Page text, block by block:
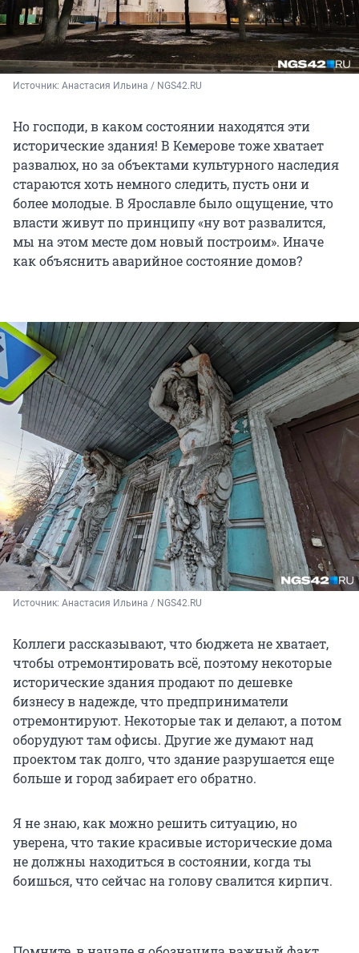
Источник: Анастасия Ильина / NGS42.RU
Но господи, в каком состоянии находятся эти
исторические здания! В Кемерове тоже хватает
развалюх, но за объектами культурного наследия
стараются хоть немного следить, пусть они и
более молодые. В Ярославле было ощущение, что
власти живут по принципу «ну вот развалится,
мы на этом месте дом новый построим». Иначе
как объяснить аварийное состояние домов?
Источник: Анастасия Ильина / NGS42.RU
Коллеги рассказывают, что бюджета не хватает,
чтобы отремонтировать всё, поэтому некоторые
исторические здания продают по дешевке
бизнесу в надежде, что предприниматели
отремонтируют. Некоторые так и делают, а потом
оборудуют там офисы. Другие же думают над
проектом так долго, что здание разрушается еще
больше и город забирает его обратно.
Я не знаю, как можно решить ситуацию, но
уверена, что такие красивые исторические дома
не должны находиться в состоянии, когда ты
боишься, что сейчас на голову свалится кирпич.